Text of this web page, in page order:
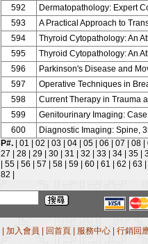
592
Dermatopathology: Expert
593
A Practical Approach to
594
Thyroid Cytopathology: An
595
Thyroid Cytopathology: An
596
Parkinson's Disease and
597
Operative Techniques in
598
Current Therapy in Trauma
599
Genitourinary Imaging:
600
Diagnostic Imaging: Spine,
P#.| 01 02 03 04 05 06 07 08
27
28 29 30 31 32 33 34 35
55 56 57 58 59 60 61 62 63
82
加入會員 回首頁 服務中心
行銷回